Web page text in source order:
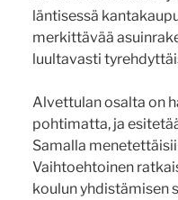
läntisessä
merkittävää
luultavasti
Alvettulan osalta on
pohtimatta, ja
Samalla
Vaihtoehtoinen
koulun yhdistämisen